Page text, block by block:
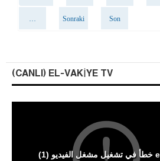
… Sonraki Son
(CANLI) EL-VAKIYE TV